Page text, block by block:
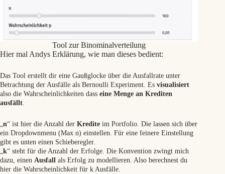
Tool zur Binominalverteilung
Hier mal Andys Erklärung, wie man dieses bedient:
Das Tool erstellt dir eine Gaußglocke über die Ausfallrate unter
Betrachtung der Ausfälle als Bernoulli Experiment. Es visualisiert
also die Wahrscheinlichkeiten dass eine Menge an Krediten
ausfällt.
„n“ ist hier die Anzahl der Kredite im Portfolio. Die lassen sich über
ein Dropdownmenu (Max n) einstellen. Für eine feinere Einstellung
gibt es unten einen Schieberegler.
„k“ steht für die Anzahl der Erfolge. Die Konvention zwingt mich
dazu, einen Ausfall als Erfolg zu modellieren. Also berechnest du
hier die Wahrscheinlichkeit für k Ausfälle.